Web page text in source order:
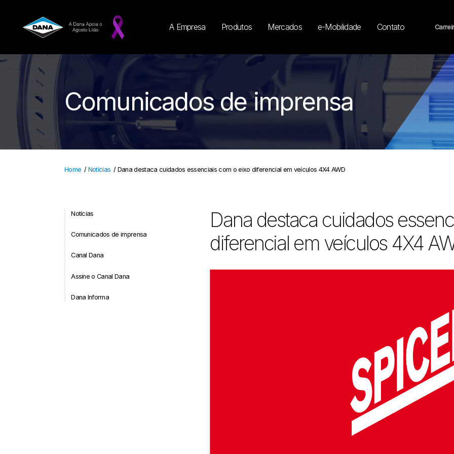
A Empresa Produtos Mercados e-Mobilidade Contato
Comunicados de imprensa
Home / Notícias / Dana destaca cuidados essenciais com o eixo diferencial em veículos 4X4 AWD
Notícias
Comunicados de imprensa
Canal Dana
Assine o Canal Dana
Dana Informa
Dana destaca cuidados
diferencial em veículos 4X4